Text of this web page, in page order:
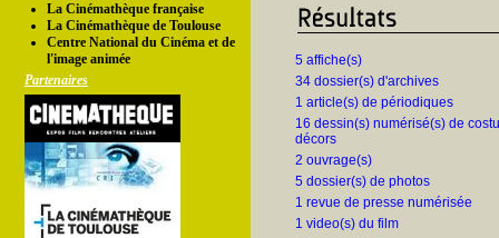
La Cinémathèque française
La Cinémathèque de Toulouse
Centre National du Cinéma et de
l'image animée
Partenaires
5 affiche(s)
34 dossier(s) d'archives
1 article(s) de périodiques
16 dessin(s) numérisé(s) de
décors
2 ouvrage(s)
5 dossier(s) de photos
1 revue de presse numérisée
1 video(s) du film